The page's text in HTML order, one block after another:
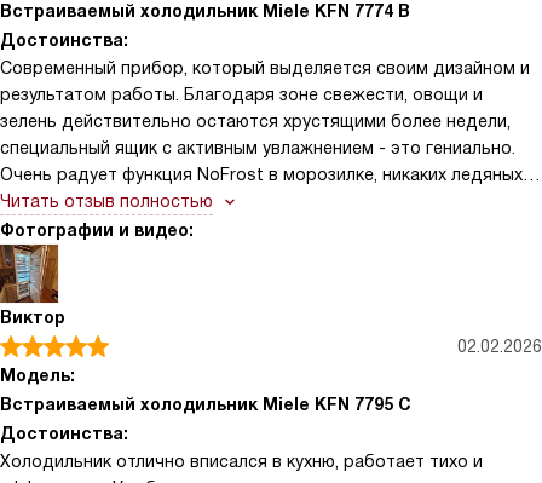
Встраиваемый холодильник Miele KFN 7774 B
Достоинства:
Современный прибор, который выделяется своим дизайном и
результатом работы. Благодаря зоне свежести, овощи и
зелень действительно остаются хрустящими более недели,
специальный ящик с активным увлажнением - это гениально.
Очень радует функция NoFrost в морозилке, никаких ледяных
глыб и изнурительной разморозки, чистота поддерживается
сама собой. Также оценила покрытие задней стенки оно не
только стильно выглядит, но и легко моется, не оставляя
разводов. Полок и ящиков хватает для загрузки большого
количества продуктов.
Читать отзыв полностью
Фотографии и видео:
Виктор
02.02.2026
Модель:
Встраиваемый холодильник Miele KFN 7795 C
Достоинства:
Холодильник отлично вписался в кухню, работает тихо и